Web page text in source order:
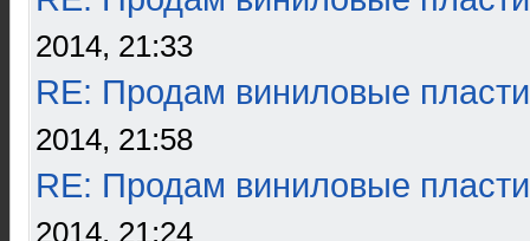
2014, 21:33
RE: Продам виниловые
2014, 21:58
RE: Продам виниловые
2014, 21:24